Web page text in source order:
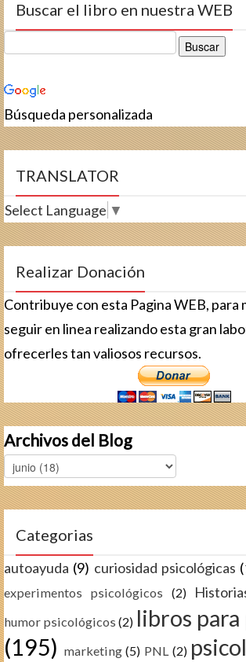
Buscar el libro en nuestra WEB
Búsqueda personalizada
TRANSLATOR
Select Language ▼
Realizar Donación
Contribuye con esta Pagina WEB, para
seguir en linea realizando esta gran
ofrecerles tan valiosos recursos.
Archivos del Blog
Categorias
autoayuda (9) curiosidad psicológicas
experimentos psicológicos
(2)
humor psicológicos (2) libros para
(195) marketing (5) PNL (2)